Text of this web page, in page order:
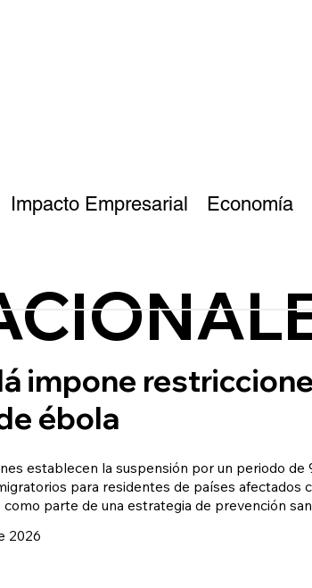
Impacto Empresarial Economía
impone
ébola
establecen la suspensión por un periodo
para residentes de países afectados
como parte de una estrategia de prevención
2026